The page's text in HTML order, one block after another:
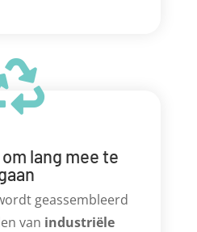
lang mee te
geassembleerd
van industriële